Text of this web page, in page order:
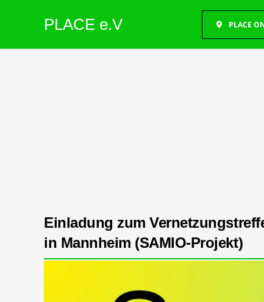
PLACE e.V PLACE
Einladung zum
in Mannheim (SAMIO-Projekt)